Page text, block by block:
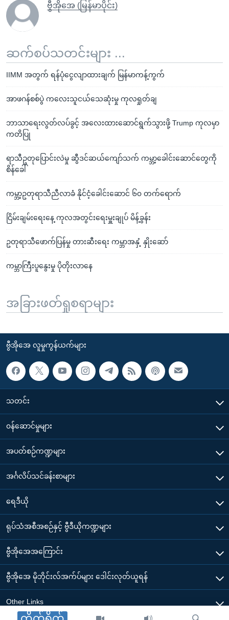
ဗွီအိုအေ (မြန်မာပိုင်း)
ဆက်စပ်သတင်းများ ...
IIMM အတွက် ရန်ပုံငွေလျာထားချက် မြန်မာကန့်ကွက်
အာဖဂန်စစ်ပွဲ ကလေးသူငယ်သေဆုံးမှု ကုလရှုတ်ချ
ဘာသာရေးလွတ်လပ်ခွင့် အလေးထားဆောင်ရွက်သွားဖို့ Trump ကုလမှာ
ကတိပြု
ရာသီဥတုပြောင်းလဲမှု ဆွီဒင်ဆယ်ကျော်သက် ကမ္ဘာ့ခေါင်းဆောင်တွေကို
စိန်ခေါ်
ကမ္ဘာ့ဥတုရာသီညီလာခံ နိုင်ငံ့ခေါင်းဆောင် ၆၀ တက်ရောက်
ငြိမ်းချမ်းရေးနေ့ ကုလအတွင်းရေးမှူးချုပ် မိန့်ခွန်း
ဥတုရာသီဖောက်ပြန်မှု တားဆီးရေး ကမ္ဘာအနှံ့ နှိုးဆော်
ကမ္ဘာကြီးပူနွေးမှု ပိုတိုးလာနေ
အခြားဖတ်ရှုစရာများ
ဗွီအိုအေ လူမှုကွန်ယက်များ
သတင်း
၀န်ဆောင်မှုများ
အပတ်စဉ်ကဏ္ဍများ
အင်္ဂလိပ်သင်ခန်းစာများ
ရေဒီယို
ရုပ်သံအစီအစဉ်နှင့် ဗွီဒီယိုကဏ္ဍများ
ဗွီအိုအေအကြောင်း
ဗွီအိုအေ မိုဘိုင်းလ်အက်ပ်များ ဒေါင်းလုတ်ယူရန်
Other Links